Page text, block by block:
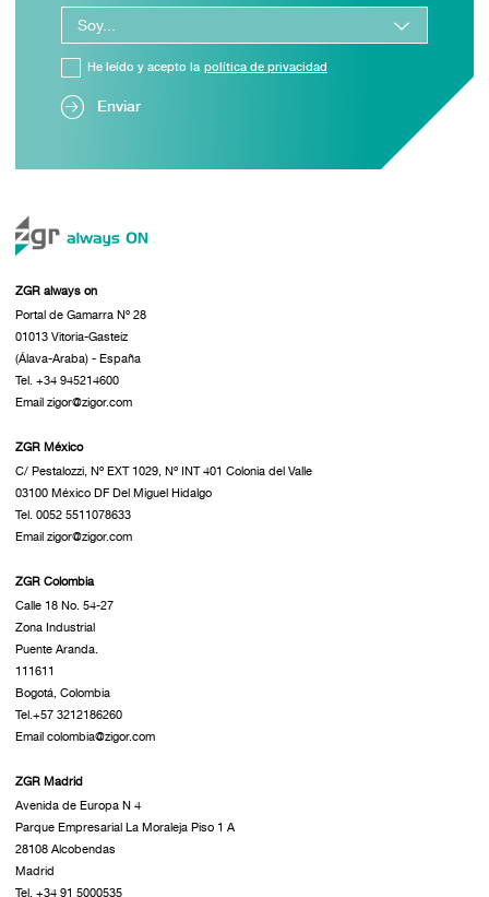
Enviar
He leído y acepto la política de privacidad
ZGR always on
Portal de Gamarra Nº 28
01013 Vitoria-Gasteiz
(Álava-Araba) - España
Tel. +34 945214600
Email zigor@zigor.com
ZGR México
C/ Pestalozzi, Nº EXT 1029, Nº INT 401 Colonia del Valle
03100 México DF Del Miguel Hidalgo
Tel. 0052 5511078633
Email zigor@zigor.com
ZGR Colombia
Calle 18 No. 54-27
Zona Industrial
Puente Aranda.
111611
Bogotá, Colombia
Tel.+57 3212186260
Email colombia@zigor.com
ZGR Madrid
Avenida de Europa N 4
Parque Empresarial La Moraleja Piso 1 A
28108 Alcobendas
Madrid
Tel. +34 91 5000535